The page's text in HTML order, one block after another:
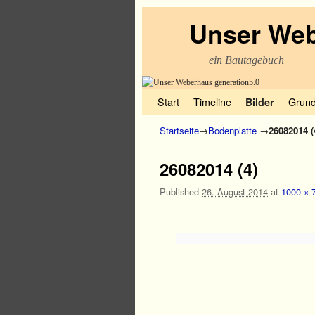
Unser
ein Bautagebuch
Start Timeline Bilder
Startseite→Bodenplatte →26082014
26082014 (4)
Published 26. August 2014 at 1000 ×